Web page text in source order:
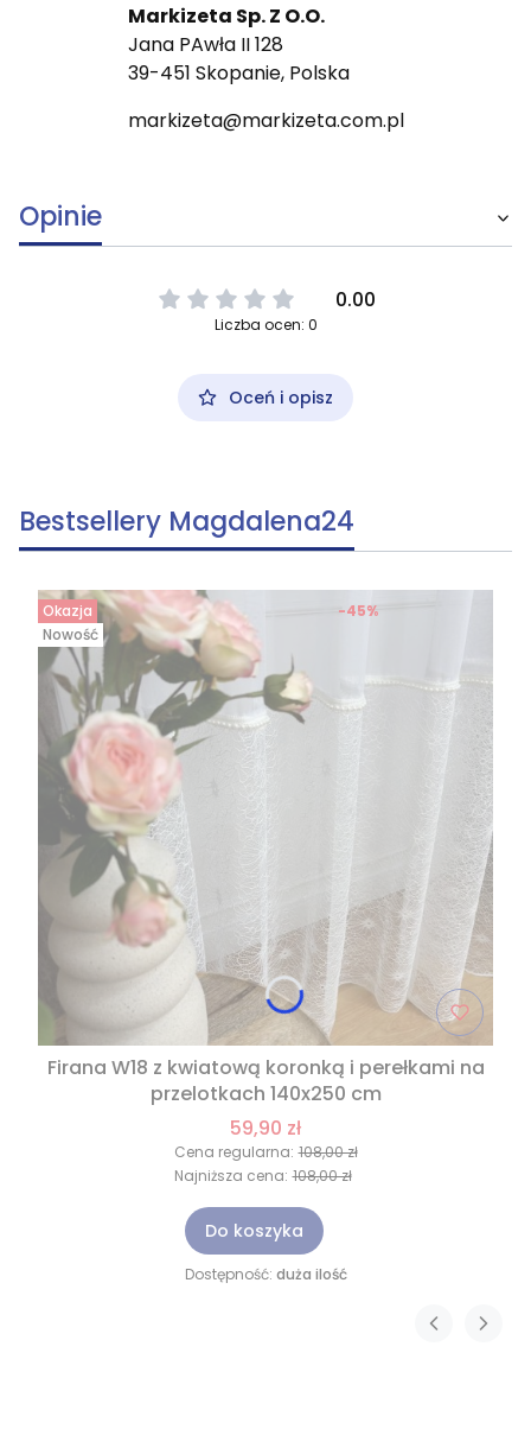
Markizeta Sp. Z O.O.
Jana PAwła II 128
39-451 Skopanie, Polska
markizeta@markizeta.com.pl
Opinie
0.00
Liczba ocen: 0
Oceń i opisz
Bestsellery Magdalena24
Okazja
Nowość
Firana W18 z kwiatową koronką i perełkami na
przelotkach 140x250 cm
59,90 zł
Cena regularna: 108,00 zł
-45%
Najniższa cena: 108,00 zł
Do koszyka
Dostępność: duża ilość